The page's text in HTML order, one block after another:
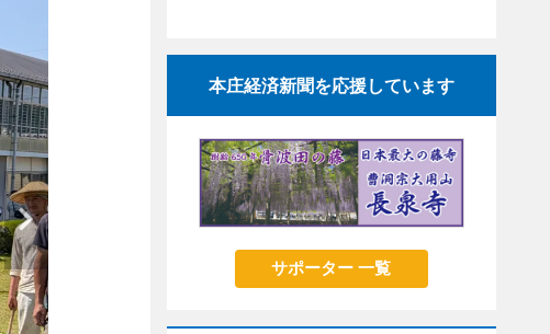
本庄経済新聞を応援しています
サポーター 一覧